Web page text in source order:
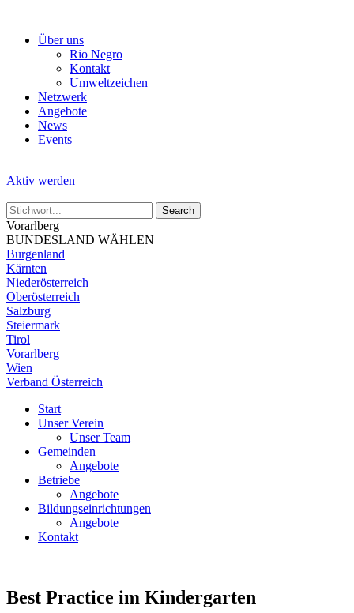
Über uns
Rio Negro
Kontakt
Umweltzeichen
Netzwerk
Angebote
News
Events
Aktiv werden
Vorarlberg
BUNDESLAND WÄHLEN
Burgenland
Kärnten
Niederösterreich
Oberösterreich
Salzburg
Steiermark
Tirol
Vorarlberg
Wien
Verband Österreich
Start
Unser Verein
Unser Team
Gemeinden
Angebote
Betriebe
Angebote
Bildungseinrichtungen
Angebote
Kontakt
Best Practice im Kindergarten